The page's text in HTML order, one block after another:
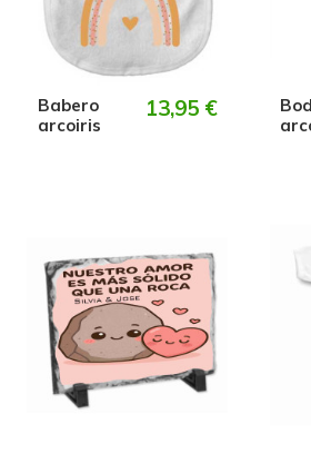
Babero
arcoiris
13,95 €